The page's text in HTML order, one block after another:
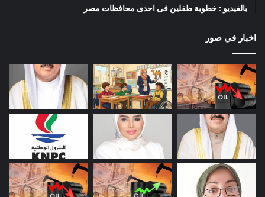
بالفيديو : خطوبة طفلين فى احدى محافظات مصر
اخبار في صور